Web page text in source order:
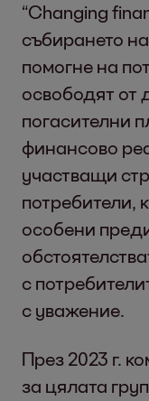
“Changing
събирането
помогне на
освободят от
погасителни
финансово
участващи
потребители,
особени
с
с уважение.
През 2023 г.
за цялата